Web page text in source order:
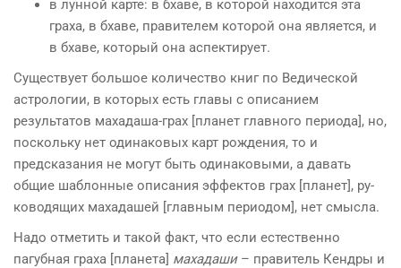
в лунной карте: в бхаве, в которой находится эта
граха, в бхаве, правителем которой она является, и
в бхаве, ко­торый она аспектирует.
Существует большое количество книг по Ведической
астрологии, в которых есть главы с описанием
результатов махадаша-грах [планет главного периода], но,
поскольку нет одинаковых карт рождения, то и
предсказания не могут быть одинаковыми, а давать
общие шаблонные описания эффектов грах [планет], ру­
ководящих махадашей [главным периодом], нет смысла.
Надо отметить и такой факт, что если естественно
пагубная граха [планета] махадаши– правитель Кендры и